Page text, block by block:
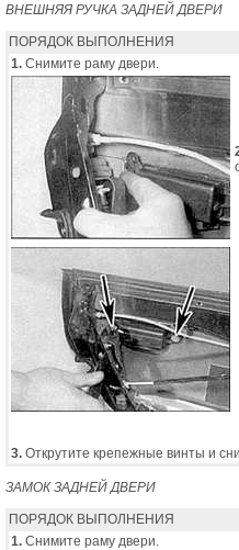
ВНЕШНЯЯ РУЧКА ЗАДНЕЙ ДВЕРИ
ПОРЯДОК ВЫПОЛНЕНИЯ
1. Снимите раму двери.
3. Открутите крепежные винты и
ЗАМОК ЗАДНЕЙ ДВЕРИ
ПОРЯДОК ВЫПОЛНЕНИЯ
1. Снимите раму двери.